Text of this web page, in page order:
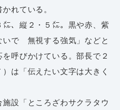
れている。
、縦２・５㍍。黒や赤、紫
いで 無視する強気」などと
呼びかけている。部長で２
は「伝えたい文字は大きく
設「ところざわサクラタウ